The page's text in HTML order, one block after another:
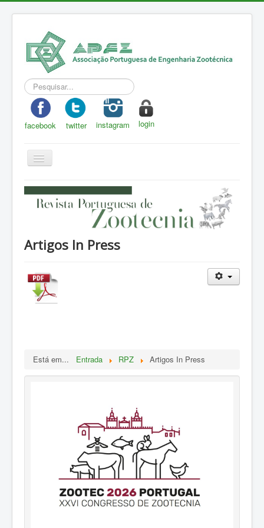
Pesquisar...
facebook twitter instagram login
Toggle
Navigation
APEZ
A Zootecnia
Eventos
RPZ
Loja
Artigos In Press
Está em... Entrada RPZ Artigos In Press